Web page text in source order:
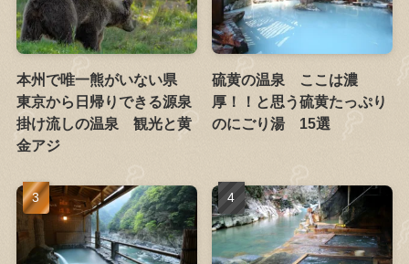
本州で唯一熊がいない県
東京から日帰りできる源泉
掛け流しの温泉 観光と黄
金アジ
硫黄の温泉 ここは濃
厚！！と思う硫黄たっぷり
のにごり湯 15選